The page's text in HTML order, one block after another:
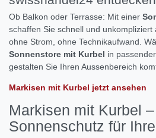
Ob Balkon oder Terrasse: Mit einer
schaffen Sie schnell und
ohne Strom, ohne Technikaufwand.
Sonnenstore mit Kurbel in
gestalten Sie Ihren Aussenbereich
Markisen mit Kurbel jetzt ansehen
Markisen mit Kurbel
Sonnenschutz für